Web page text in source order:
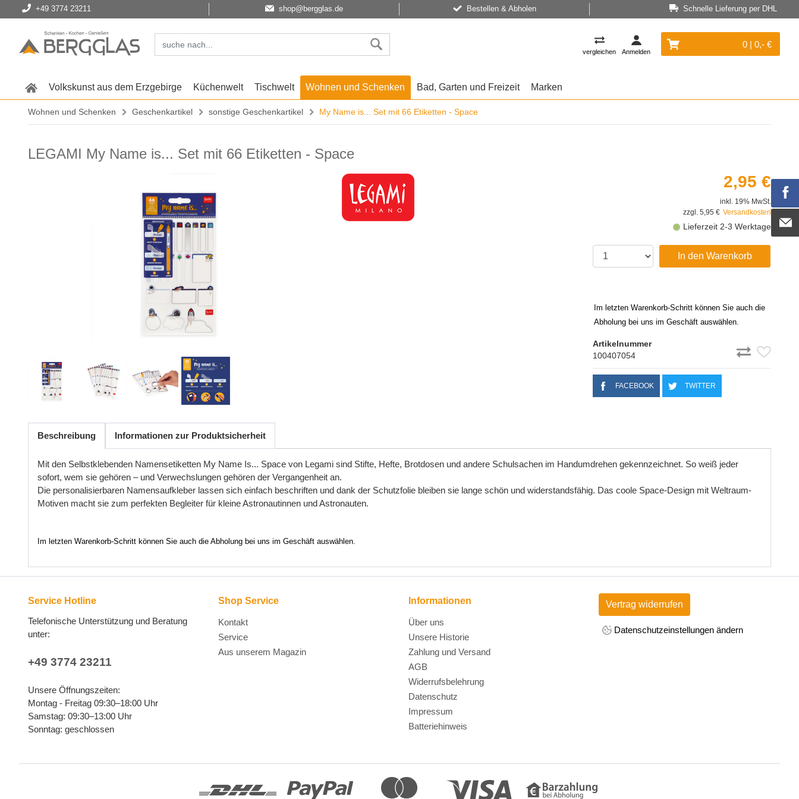
+49 3774 23211 shop@bergglas.de Bestellen & Abholen Schnelle Lieferung per DHL
vergleichen Anmelden
0 | 0,- €
Volkskunst aus dem Erzgebirge Küchenwelt Tischwelt Wohnen und Schenken Bad, Garten und Freizeit Marken
Wohnen und Schenken Geschenkartikel sonstige Geschenkartikel My Name is... Set mit 66 Etiketten - Space
LEGAMI My Name is... Set mit 66 Etiketten - Space
2,95 €
inkl. 19% MwSt.
zzgl. 5,95 € Versandkosten
Lieferzeit 2-3 Werktage
In den Warenkorb
Im letzten Warenkorb-Schritt können Sie auch die
Abholung bei uns im Geschäft auswählen.
Artikelnummer
100407054
FACEBOOK TWITTER
Beschreibung Informationen zur Produktsicherheit
Mit den Selbstklebenden Namensetiketten My Name Is... Space von Legami sind Stifte, Hefte, Brotdosen und andere Schulsachen im Handumdrehen gekennzeichnet. So weiß jeder
sofort, wem sie gehören – und Verwechslungen gehören der Vergangenheit an.
Die personalisierbaren Namensaufkleber lassen sich einfach beschriften und dank der Schutzfolie bleiben sie lange schön und widerstandsfähig. Das coole Space-Design mit Weltraum-
Motiven macht sie zum perfekten Begleiter für kleineAstronautinnen undAstronauten.
Im letzten Warenkorb-Schritt können Sie auch die Abholung bei uns im Geschäft auswählen.
Service Hotline
Telefonische Unterstützung und Beratung
unter:
+49 3774 23211
Unsere Öffnungszeiten:
Montag - Freitag 09:30–18:00 Uhr
Samstag: 09:30–13:00 Uhr
Sonntag: geschlossen
Shop Service
Kontakt
Service
Aus unserem Magazin
Informationen
Über uns
Unsere Historie
Zahlung und Versand
AGB
Widerrufsbelehrung
Datenschutz
Impressum
Batteriehinweis
Vertrag widerrufen
Datenschutzeinstellungen ändern